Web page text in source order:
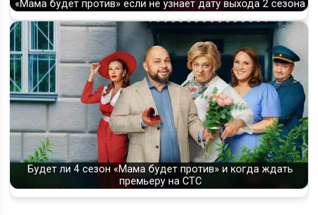
«Мама будет против» если не узнает дату выхода 2 сезона
Будет ли 4 сезон «Мама будет против» и когда ждать
премьеру на СТС